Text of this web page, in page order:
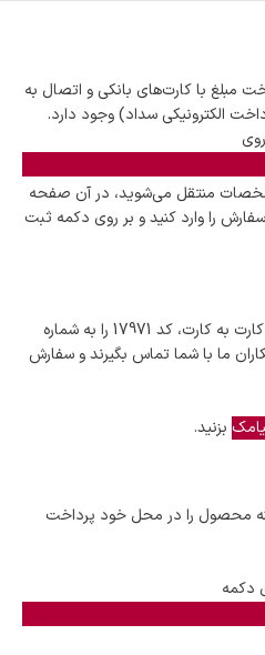
مبلغ با کارت‌های بانکی و اتصال به
الکترونیکی سداد) وجود دارد.
منتقل می‌شوید، در آن صفحه
را وارد کنید و بر روی دکمه ثبت
برای خرید این محصول به صورت کارت به کارت، کد 17971 را به شماره
تا همکاران ما با شما تماس بگیرند و سفارش
بزنید.
محصول را در محل خود پرداخت
دکمه